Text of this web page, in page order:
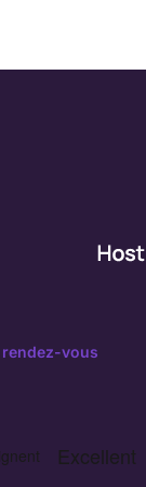
vous